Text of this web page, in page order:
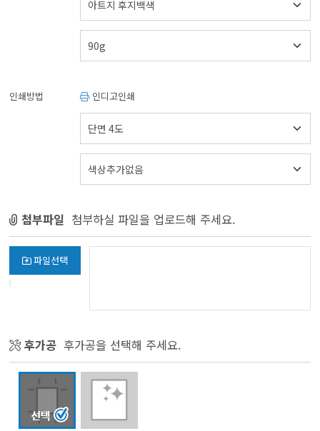
인쇄방법 인디고인쇄
첨부파일 첨부하실 파일을 업로드해 주세요.
파일선택
후가공 후가공을 선택해 주세요.